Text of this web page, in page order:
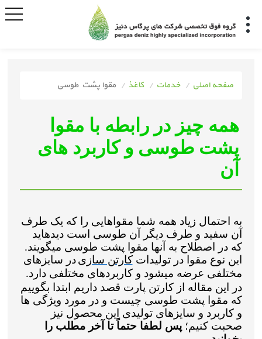
صفحه اصلی خدمات کاغذ مقوا پشت طوسی
همه چیز در رابطه با مقوا
پشت طوسی و کاربرد های
آن
به احتمال زیاد همه شما مقواهایی را که یک طرف
آن سفید و طرف دیگر آن طوسی است دیدهاید
که در اصطلاح به آنها مقوا پشت طوسی میگویند.
این نوع مقوا در تولیداتکارتن سازی در سایزهای
مختلفی عرضه میشود و کاربردهای مختلفی دارد.
در این مقاله از کارتن پارت قصد داریم ابتدا بگوییم
که مقوا پشت طوسی چیست و در مورد ویژگی ها
و کاربرد و سایزهای تولیدی این محصول نیز
صحبت کنیم؛پس لطفاحتماً تا آخر مطلب را